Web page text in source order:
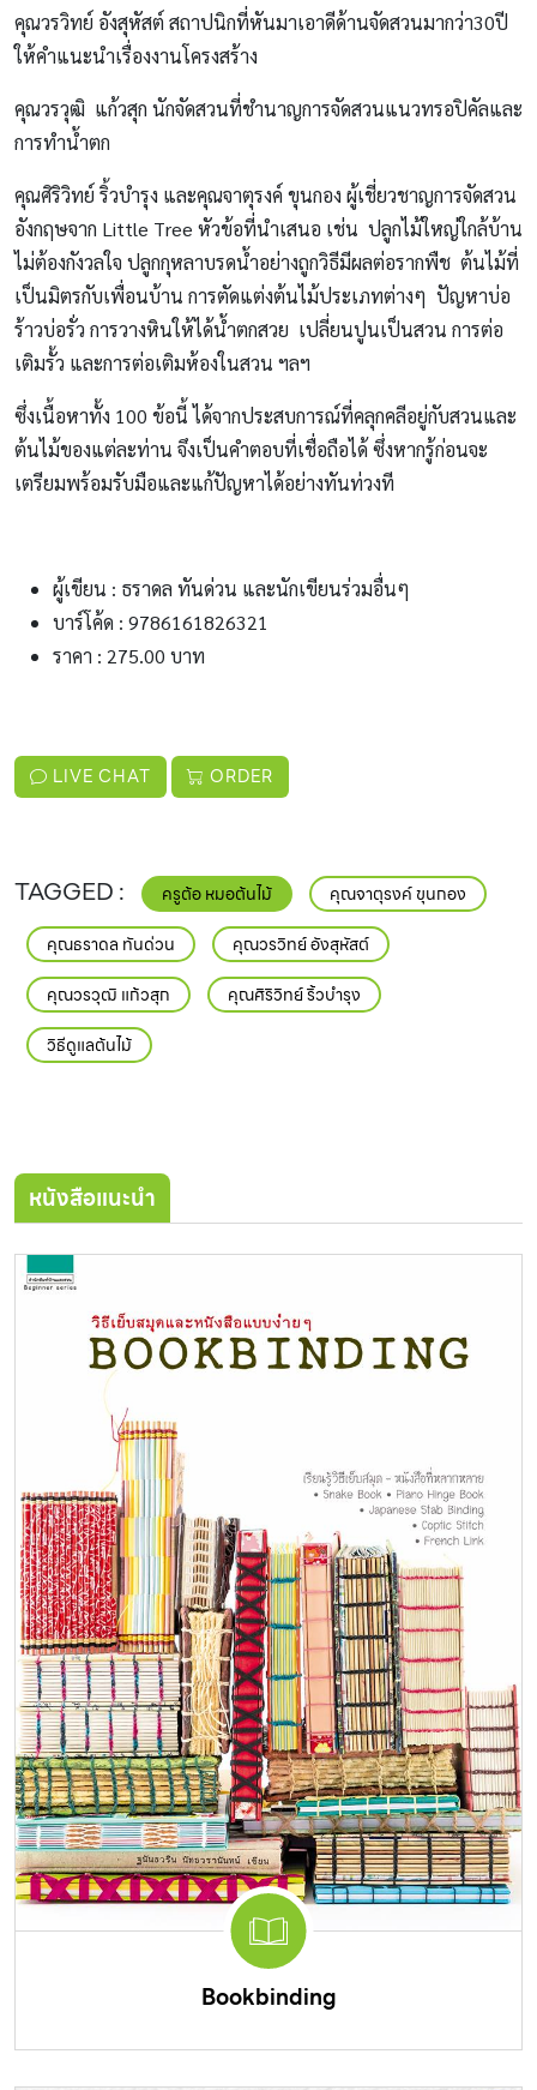
คุณวรวิทย์ อังสุหัสต์ สถาปนิกที่หันมาเอาดีด้านจัดสวนมากว่า30ปี
ให้คำแนะนำเรื่องงานโครงสร้าง
คุณวรวุฒิ แก้วสุก นักจัดสวนที่ชำนาญการจัดสวนแนวทรอปิคัลและ
การทำน้ำตก
คุณศิริวิทย์ ริ้วบำรุง และคุณจาตุรงค์ ขุนกอง ผู้เชี่ยวชาญการจัดสวน
อังกฤษจาก Little Tree หัวข้อที่นำเสนอ เช่น ปลูกไม้ใหญ่ใกล้บ้าน
ไม่ต้องกังวลใจ ปลูกกุหลาบรดน้ำอย่างถูกวิธีมีผลต่อรากพืช ต้นไม้ที่
เป็นมิตรกับเพื่อนบ้าน การตัดแต่งต้นไม้ประเภทต่างๆ ปัญหาบ่อ
ร้าวบ่อรั่ว การวางหินให้ได้น้ำตกสวย เปลี่ยนปูนเป็นสวน การต่อ
เติมรั้ว และการต่อเติมห้องในสวน ฯลฯ
ซึ่งเนื้อหาทั้ง 100 ข้อนี้ ได้จากประสบการณ์ที่คลุกคลีอยู่กับสวนและ
ต้นไม้ของแต่ละท่าน จึงเป็นคำตอบที่เชื่อถือได้ ซึ่งหากรู้ก่อนจะ
เตรียมพร้อมรับมือและแก้ปัญหาได้อย่างทันท่วงที
ผู้เขียน : ธราดล ทันด่วน และนักเขียนร่วมอื่นๆ
บาร์โค้ด : 9786161826321
ราคา : 275.00 บาท
LIVE CHAT ORDER
ครูต้อ หมอต้นไม้
คุณจาตุรงค์ ขุนกอง
คุณธราดล ทันด่วน
คุณวรวิทย์ อังสุหัสต์
คุณวรวุฒิ แก้วสุก
คุณศิริวิทย์ ริ้วบำรุง
วิธีดูแลต้นไม้
หนังสือแนะนำ
Bookbinding